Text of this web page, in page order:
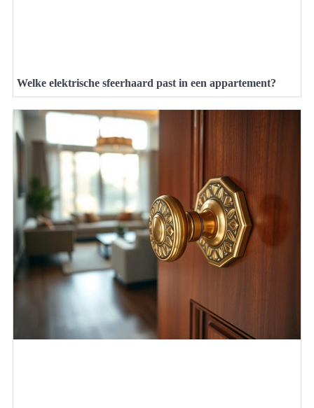
Welke elektrische sfeerhaard past in een appartement?